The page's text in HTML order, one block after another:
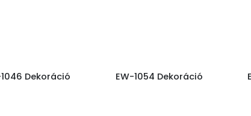
Dekoráció EW-1054 Dekoráció